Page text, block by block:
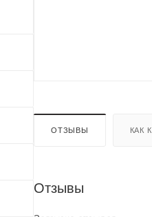
ОТЗЫВЫ КАК
Отзывы